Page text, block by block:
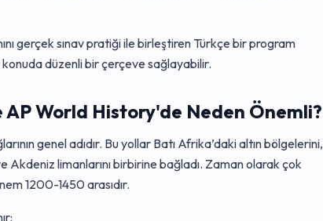
gerçek sınav pratiği ile birleştiren Türkçe bir program
konuda düzenli bir çerçeve sağlayabilir.
World History'de Neden Önemli?
genel adıdır. Bu yollar Batı Afrika’daki altın bölgelerini,
limanlarını birbirine bağladı. Zaman olarak çok
1200-1450 arasıdır.